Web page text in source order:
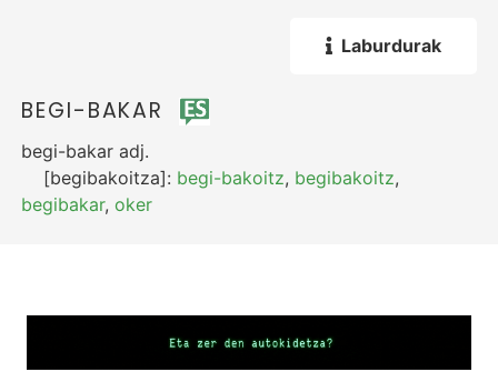
Laburdurak
BEGI-BAKAR
begi-bakar adj.
[begibakoitza]: begi-bakoitz, begibakoitz,
begibakar,oker